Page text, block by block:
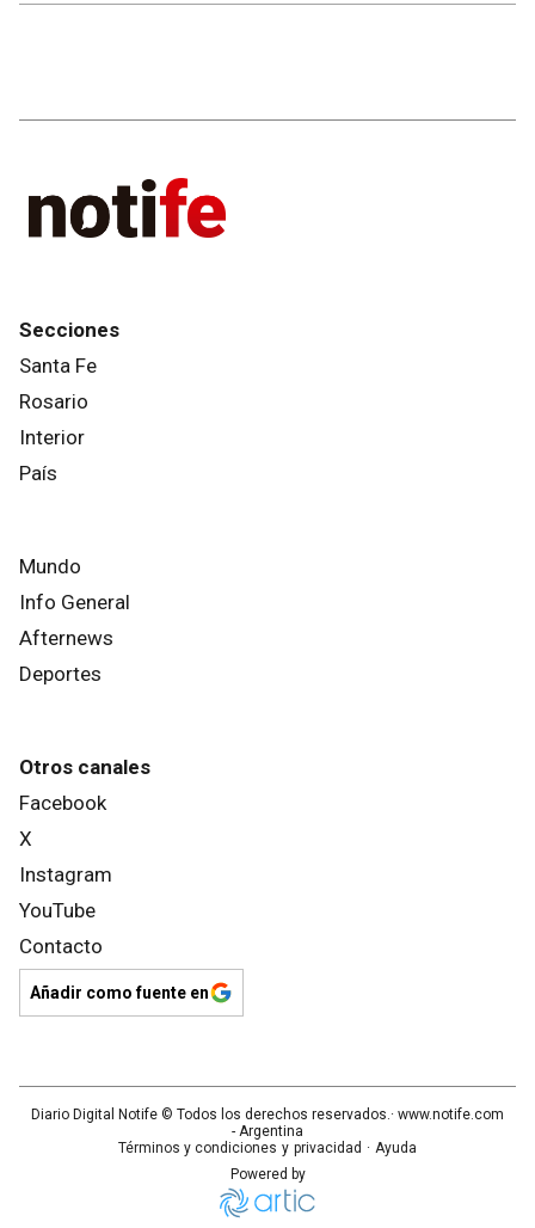
Secciones
Santa Fe
Rosario
Interior
País
Mundo
Info General
Afternews
Deportes
Otros canales
Facebook
X
Instagram
YouTube
Contacto
Añadir como fuente en
Diario Digital Notife © Todos los derechos reservados.· www.notife.com
- Argentina
Términos y condiciones y privacidad · Ayuda
Powered by